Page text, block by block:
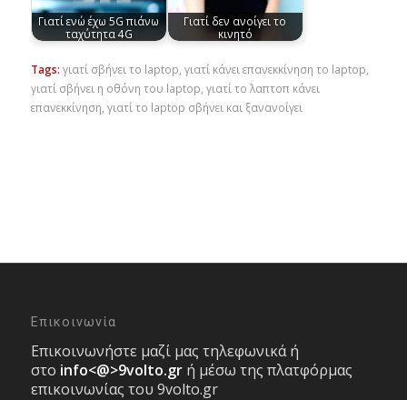
Γιατί ενώ έχω 5G πιάνω
ταχύτητα 4G
Γιατί δεν ανοίγει το
κινητό
Tags: γιατί σβήνει το laptop γιατί κάνει επανεκκίνηση το laptop
γιατί σβήνει η οθόνη του laptop γιατί το λαπτοπ κάνει
επανεκκίνηση γιατί το laptop σβήνει και ξανανοίγει
Επικοινωνία
Επικοινωνήστε μαζί μας τηλεφωνικά ή
στο info<@>9volto.gr ή μέσω της πλατφόρμας
επικοινωνίας του 9volto.gr